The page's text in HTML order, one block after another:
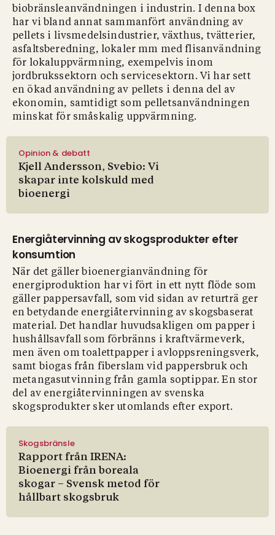
biobränsleanvändningen i industrin. I denna box
har vi bland annat sammanfört användning av
pellets i livsmedelsindustrier, växthus, tvätterier,
asfaltsberedning, lokaler mm med flisanvändning
för lokaluppvärmning, exempelvis inom
jordbrukssektorn och servicesektorn. Vi har sett
en ökad användning av pellets i denna del av
ekonomin, samtidigt som pelletsanvändningen
minskat för småskalig uppvärmning.
Opinion & debatt
Kjell Andersson, Svebio: Vi
skapar inte kolskuld med
bioenergi
Energiåtervinning av skogsprodukter efter
konsumtion
När det gäller bioenergianvändning för
energiproduktion har vi fört in ett nytt flöde som
gäller pappersavfall, som vid sidan av returträ ger
en betydande energiåtervinning av skogsbaserat
material. Det handlar huvudsakligen om papper i
hushållsavfall som förbränns i kraftvärmeverk,
men även om toalettpapper i avloppsreningsverk,
samt biogas från fiberslam vid pappersbruk och
metangasutvinning från gamla soptippar. En stor
del av energiåtervinningen av svenska
skogsprodukter sker utomlands efter export.
Skogsbränsle
Rapport från IRENA:
Bioenergi från boreala
skogar – Svensk metod för
hållbart skogsbruk